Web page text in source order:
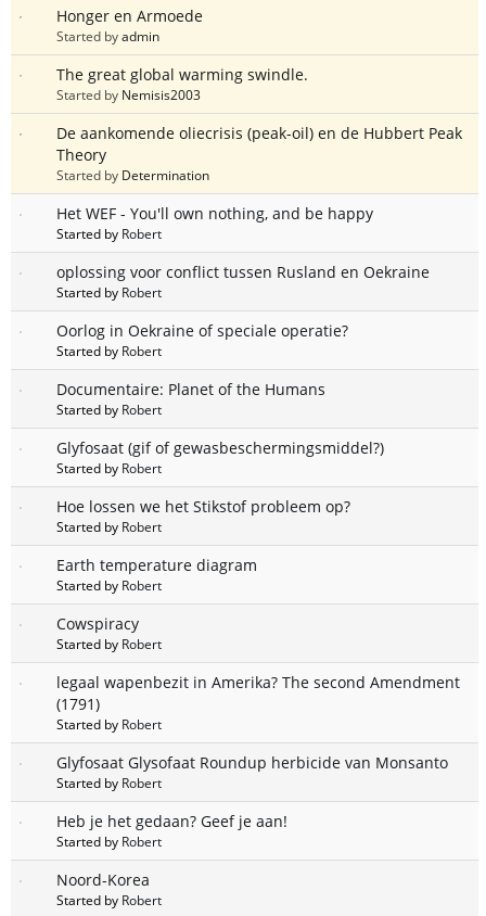
Honger en Armoede
Started byadmin
The great global warming swindle.
Started by Nemisis2003
De aankomende oliecrisis (peak-oil) en de Hubbert Peak
Theory
Started by Determination
Het WEF - You'll own nothing, and be happy
Started by Robert
oplossing voor conflict tussen Rusland en Oekraine
Started by Robert
Oorlog in Oekraine of speciale operatie?
Started by Robert
Documentaire: Planet of the Humans
Started by Robert
Glyfosaat (gif of gewasbeschermingsmiddel?)
Started by Robert
Hoe lossen we het Stikstof probleem op?
Started by Robert
Earth temperature diagram
Started by Robert
Cowspiracy
Started by Robert
legaal wapenbezit in Amerika? The second Amendment
(1791)
Started by Robert
Glyfosaat Glysofaat Roundup herbicide van Monsanto
Started by Robert
Heb je het gedaan? Geef je aan!
Started by Robert
Noord-Korea
Started by Robert